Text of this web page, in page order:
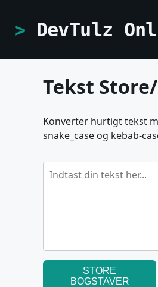
DevTulz
Tekst
Konverter hurtigt tekst
snake_case og kebab-
STORE
BOGSTAVER